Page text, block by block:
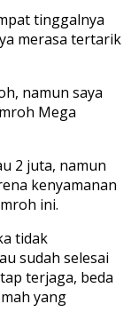
tinggalnya
merasa tertarik
namun saya
Mega
2 juta, namun
kenyamanan
ini.
tidak
sudah selesai
terjaga, beda
yang